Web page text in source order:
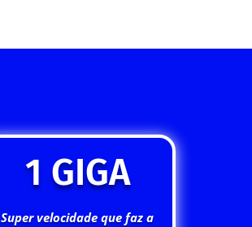
1 GIGA
Super velocidade que faz a